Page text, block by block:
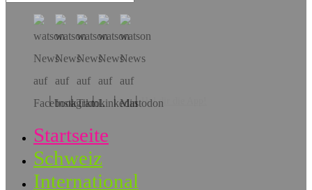
Hol dir die App!
Startseite
Schweiz
International